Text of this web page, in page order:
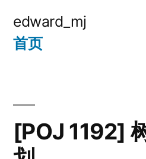
edward_mj
首页
[POJ 1192]